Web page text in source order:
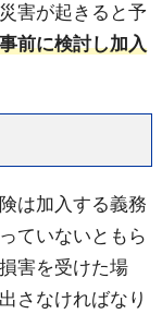
害が起きると予
事前に検討し加入
は加入する義務
ていないともら
害を受けた場
さなければなり